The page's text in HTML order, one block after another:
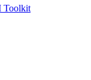
Toolkit